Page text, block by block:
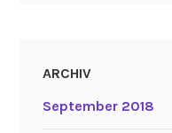
ARCHIV
September 2018